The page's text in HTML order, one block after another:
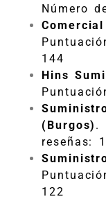
Número
144
Hins
(Burgos) .
reseñas:
122